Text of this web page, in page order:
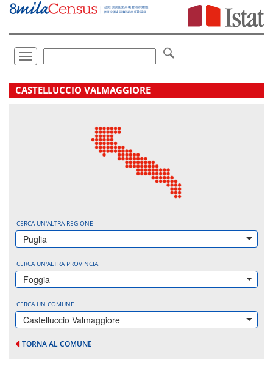
Vai
direttamente
Toggle
navigation
.
CASTELLUCCIO VALMAGGIORE
CERCA UN'ALTRA REGIONE
Puglia
CERCA UN'ALTRA PROVINCIA
Foggia
CERCA UN COMUNE
Castelluccio Valmaggiore
TORNA AL COMUNE